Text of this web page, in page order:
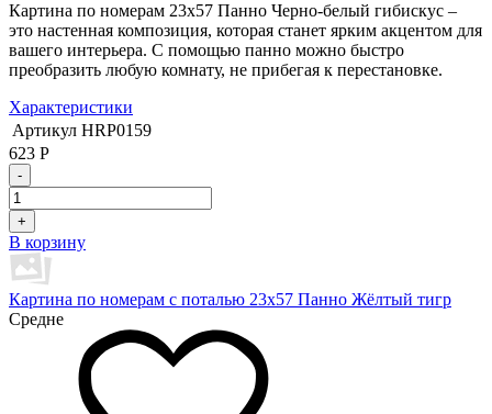
Картина по номерам 23х57 Панно Черно-белый гибискус –
это настенная композиция, которая станет ярким акцентом для
вашего интерьера. С помощью панно можно быстро
преобразить любую комнату, не прибегая к перестановке.
Характеристики
Артикул HRP0159
623 Р
-
+
В корзину
Картина по номерам с поталью 23х57 Панно Жёлтый тигр
Средне